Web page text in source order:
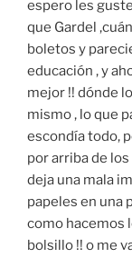
espero les
que Gardel
boletos y
educación , y
mejor !! dónde
mismo , lo que
escondía todo,
por arriba de
deja una mala
papeles en una
como hacemos
bolsillo !! o me